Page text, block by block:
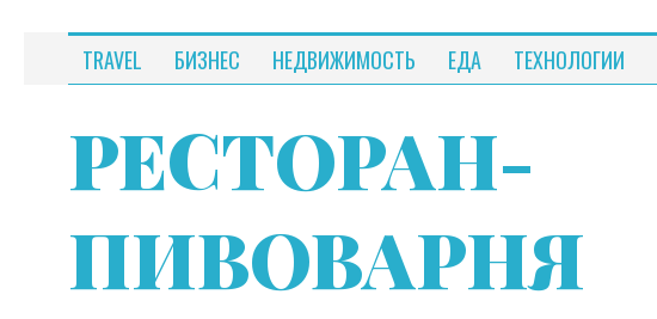
TRAVEL БИЗНЕС НЕДВИЖИМОСТЬ ЕДА ТЕХНОЛОГИИ
РЕСТОРАН-
ПИВОВАРНЯ